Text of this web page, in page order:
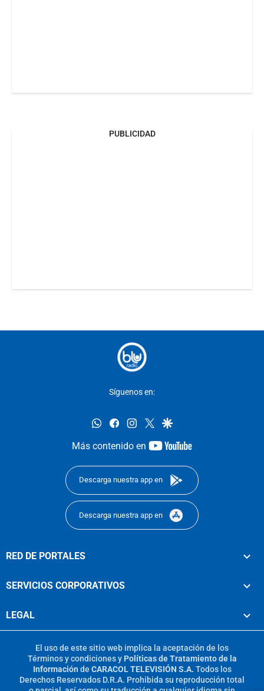
PUBLICIDAD
Síguenos en:
whatsappfacebookinstagram
twittergoogle
Más contenido en
youtube-
Descarga nuestra app en
Descarga nuestra app en
RED DE PORTALES
SERVICIOS CORPORATIVOS
LEGAL
El uso de este sitio web implica la aceptación de los
Términos y condicionesy Políticas de Tratamiento de la
Información de CARACOL TELEVISIÓN S.A. Todos los
Derechos Reservados D.R.A. Prohibida su reproducción total